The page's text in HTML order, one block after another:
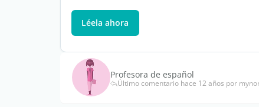
Léela ahora
Profesora de español
Último comentario hace 12 años por